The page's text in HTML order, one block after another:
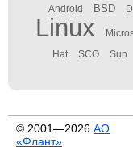
Android BSD
Linux
Hat SCO Sun
© 2001—2026 АО
«Флант»